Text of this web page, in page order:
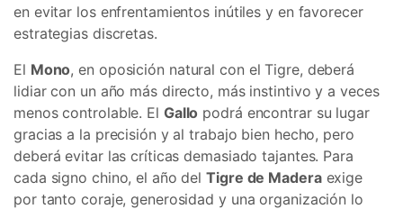
en evitar los enfrentamientos inútiles y en favorecer
estrategias discretas.
El Mono, en oposición natural con el Tigre, deberá
lidiar con un año más directo, más instintivo y a veces
menos controlable. El Gallo podrá encontrar su lugar
gracias a la precisión y al trabajo bien hecho, pero
deberá evitar las críticas demasiado tajantes. Para
cada signo chino, el año delTigre de Maderaexige
por tanto coraje, generosidad y una organización lo